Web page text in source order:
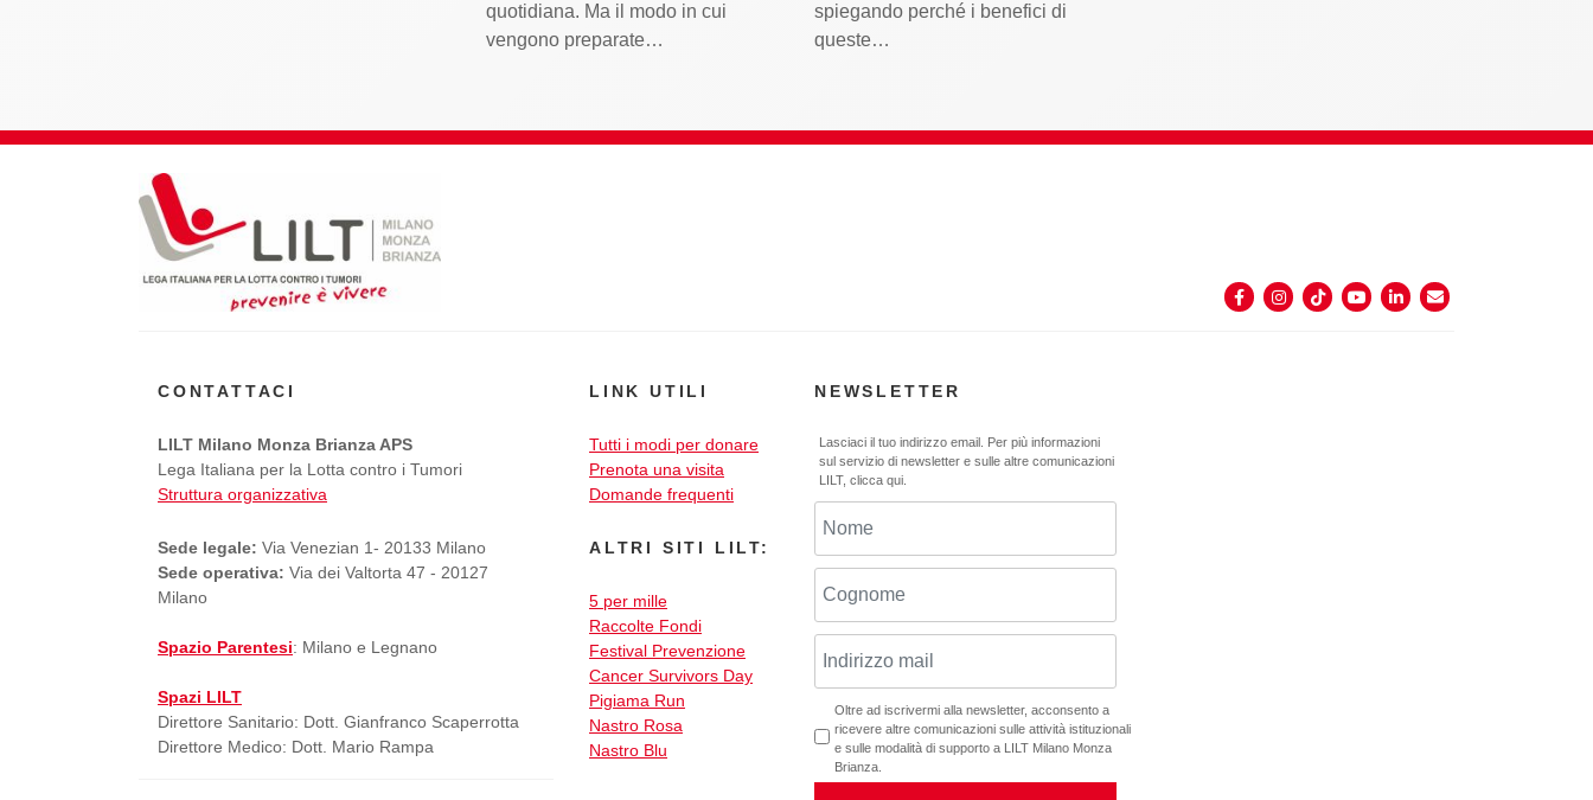
quotidiana. Ma il modo in cui
vengono preparate…
spiegando perché i benefici di
queste…
CONTATTACI
LILT Milano Monza Brianza APS
Lega Italiana per la Lotta contro i Tumori
Struttura organizzativa
Sede legale: Via Venezian 1- 20133 Milano
Sede operativa: Via dei Valtorta 47 - 20127
Milano
Spazio Parentesi: Milano e Legnano
Spazi LILT
Direttore Sanitario: Dott. Gianfranco Scaperrotta
Direttore Medico: Dott. Mario Rampa
LINK UTILI
Tutti i modi per donare
Prenota una visita
Domande frequenti
ALTRI SITI LILT:
5 per mille
Raccolte Fondi
Festival Prevenzione
Cancer Survivors Day
Pigiama Run
Nastro Rosa
Nastro Blu
NEWSLETTER
Lasciaci il tuo indirizzo email. Per più informazioni
sul servizio di newsletter e sulle altre comunicazioni
LILT, clicca qui
Oltre ad iscrivermi alla newsletter, acconsento a
ricevere altre comunicazioni sulle attività istituzionali
e sulle modalità di supporto a LILT Milano Monza
Brianza.